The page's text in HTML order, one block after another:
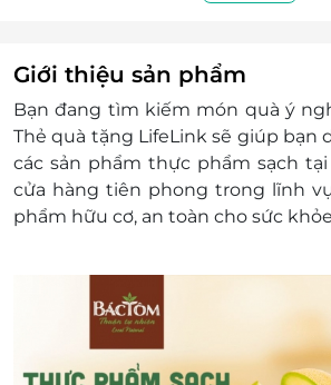
khuyến mãi khác.
Áp dụng trong các dịp Lễ, Tết
Khách hàng có trách nhiệm
mã thẻ quà tặng sau khi đặt
không chịu trách nhiệm hoàn
mất hoặc ở trạng thái "đã sử
do gì.
lượng của sản phẩm được
đối với các tranh chấp về sau
nhà cung cấp.
LifeLink có quyền sửa chữa
Giới thiệu sản phẩm
Bạn đang tìm kiếm món quà ý
Thẻ quà tặng LifeLinksẽ giúp bạn
các sản phẩm thực phẩm sạch tại
cửa hàng tiên phong trong lĩnh
phẩm hữu cơ, an toàn cho sức